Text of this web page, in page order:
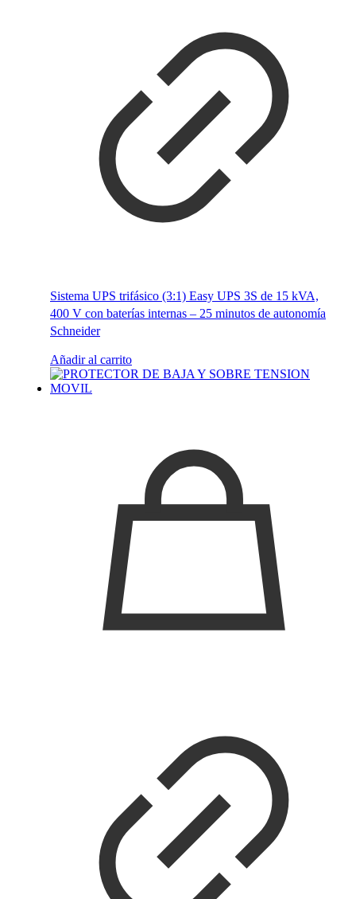
Sistema UPS trifásico (3:1) Easy UPS 3S de 15 kVA,
400 V con baterías internas – 25 minutos de autonomía
Schneider
Añadir al carrito